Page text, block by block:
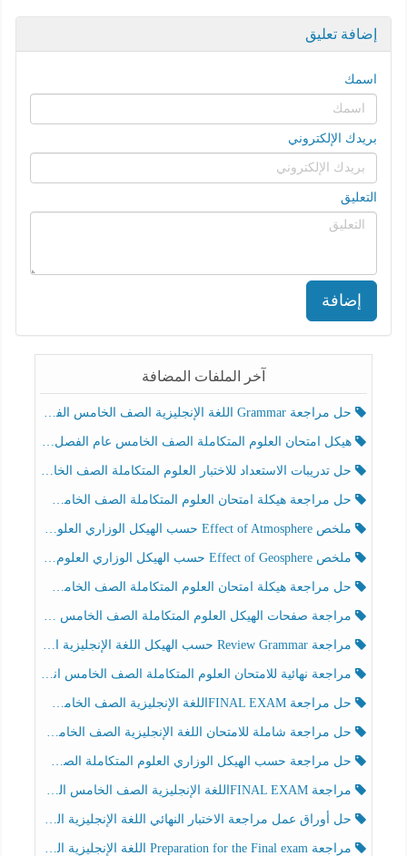
إضافة تعليق
اسمك
بريدك الإلكتروني
التعليق
إضافة
آخر الملفات المضافة
حل مراجعة Grammar اللغة الإنجليزية الصف الخامس الفصل الثالث
هيكل امتحان العلوم المتكاملة الصف الخامس عام الفصل الدراسي الثالث 2025-2026
حل تدريبات الاستعداد للاختبار العلوم المتكاملة الصف الخامس عام الفصل الثالث
حل مراجعة هيكلة امتحان العلوم المتكاملة الصف الخامس انسبير الفصل الثالث
ملخص Effect of Atmosphere حسب الهيكل الوزاري العلوم المتكاملة الصف الخامس انسبير الفصل الثالث
ملخص Effect of Geosphere حسب الهيكل الوزاري العلوم المتكاملة الصف الخامس انسبير الفصل الثالث
حل مراجعة هيكلة امتحان العلوم المتكاملة الصف الخامس عام الفصل الثالث
مراجعة صفحات الهيكل العلوم المتكاملة الصف الخامس انسبير الفصل الثالث
مراجعة Review Grammar حسب الهيكل اللغة الإنجليزية الصف الخامس الفصل الثالث
مراجعة نهائية للامتحان العلوم المتكاملة الصف الخامس انسبير الفصل الثالث
حل مراجعة FINAL EXAMاللغة الإنجليزية الصف الخامس الفصل الثالث
حل مراجعة شاملة للامتحان اللغة الإنجليزية الصف الخامس الفصل الثالث
حل مراجعة حسب الهيكل الوزاري العلوم المتكاملة الصف الخامس عام الفصل الثالث
مراجعة FINAL EXAMاللغة الإنجليزية الصف الخامس الفصل الثالث
حل أوراق عمل مراجعة الاختبار النهائي اللغة الإنجليزية الصف الرابع الفصل الثالث
مراجعة Preparation for the Final exam اللغة الإنجليزية الصف الرابع الفصل الثالث